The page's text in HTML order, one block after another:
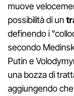
muove
possibilità di un
definendo i
secondo
Putin e
una bozza di
aggiungendo